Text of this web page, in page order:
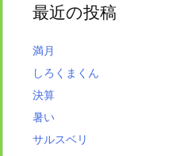
最近の投稿
満月
しろくまくん
決算
暑い
サルスベリ